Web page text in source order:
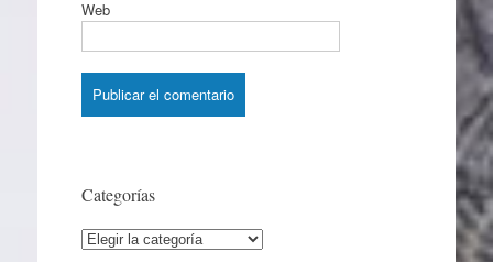
Web
Categorías
Categorías